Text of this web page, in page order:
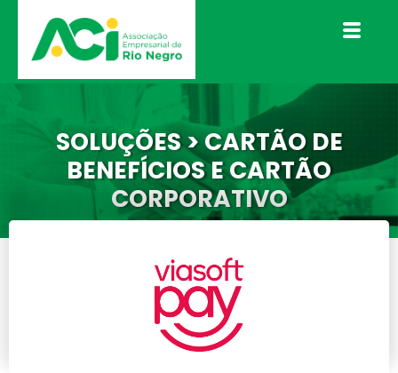
SOLUÇÕES > CARTÃO DE
BENEFÍCIOS E CARTÃO
CORPORATIVO